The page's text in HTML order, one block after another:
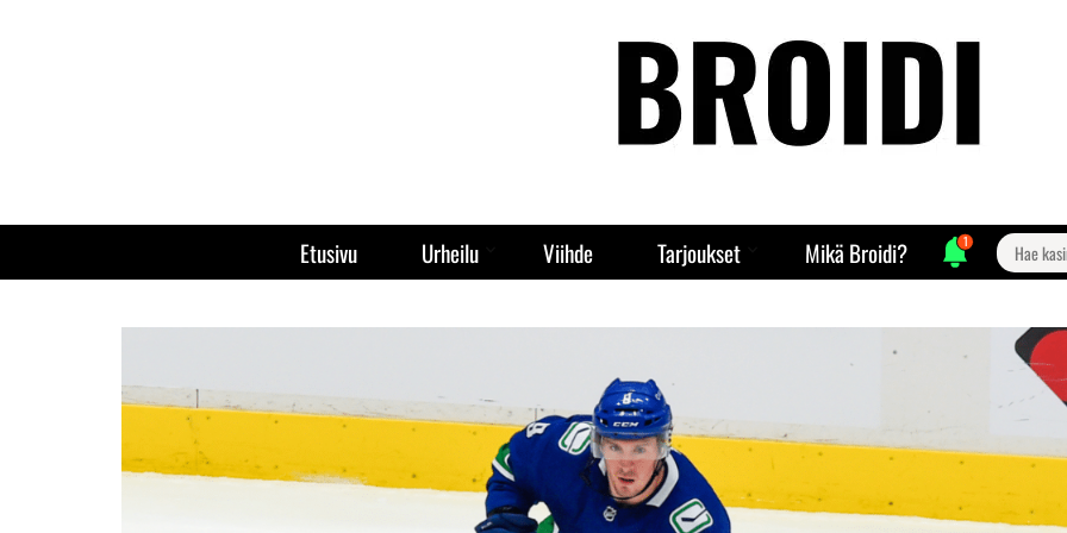
Etusivu Urheilu Viihde Tarjoukset Mikä Broidi? 1
Search
for: